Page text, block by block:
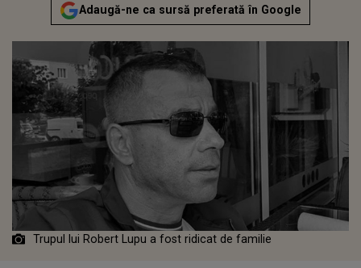
Adaugă-ne ca sursă preferată în Google
Trupul lui Robert Lupu a fost ridicat de familie